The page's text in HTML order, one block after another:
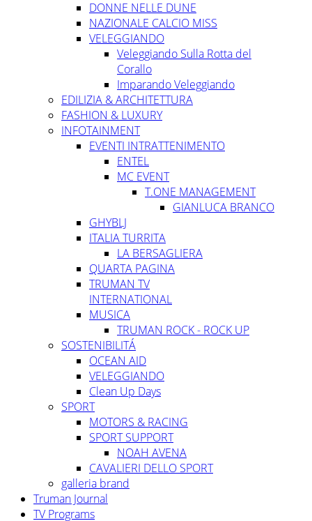
DONNE NELLE DUNE
NAZIONALE CALCIO MISS
VELEGGIANDO
Veleggiando Sulla Rotta del
Corallo
Imparando Veleggiando
EDILIZIA & ARCHITETTURA
FASHION & LUXURY
INFOTAINMENT
EVENTI INTRATTENIMENTO
ENTEL
MC EVENT
T.ONE MANAGEMENT
GIANLUCA BRANCO
GHYBLJ
ITALIA TURRITA
LA BERSAGLIERA
QUARTA PAGINA
TRUMAN TV
INTERNATIONAL
MUSICA
TRUMAN ROCK - ROCK UP
SOSTENIBILITÁ
OCEAN AID
VELEGGIANDO
Clean Up Days
SPORT
MOTORS & RACING
SPORT SUPPORT
NOAH AVENA
CAVALIERI DELLO SPORT
galleria brand
Truman Journal
TV Programs